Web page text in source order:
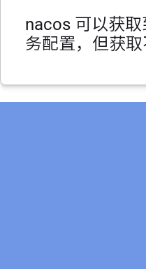
nacos 可以获
务配置，但获